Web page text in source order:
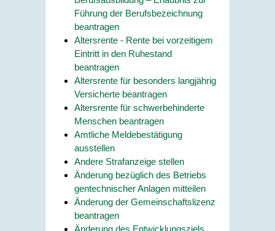
Führung der Berufsbezeichnung
beantragen
Altersrente - Rente bei vorzeitigem
Eintritt in den Ruhestand
beantragen
Altersrente für besonders langjährig
Versicherte beantragen
Altersrente für schwerbehinderte
Menschen beantragen
Amtliche Meldebestätigung
ausstellen
Andere Strafanzeige stellen
Änderung bezüglich des Betriebs
gentechnischer Anlagen mitteilen
Änderung der Gemeinschaftslizenz
beantragen
Änderung des Entwicklungsziels